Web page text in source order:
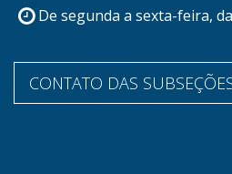
De segunda a sexta-feira,
CONTATO DAS